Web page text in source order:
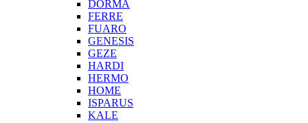
DORMA
FERRE
FUARO
GENESIS
GEZE
HARDI
HERMO
HOMЕ
ISPARUS
KALE